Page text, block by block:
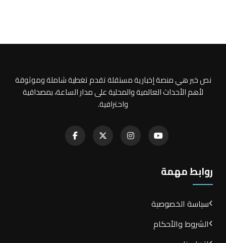
نص خبر هي منصة إخبارية مستقلة تقدم تغطية شاملة وموثوقة
لأهم الأحداث العالمية والمحلية على مدار الساعة، بمصداقية
واحترافية.
روابط مهمة
سياسة الخصوصية
الشروط والأحكام